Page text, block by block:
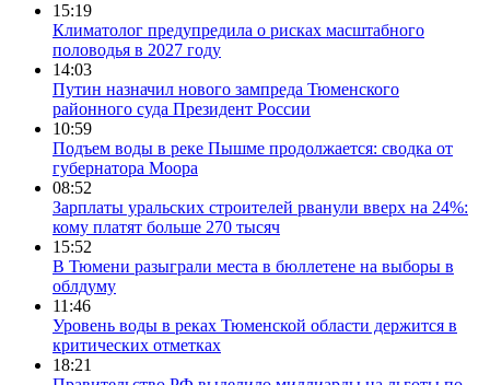
15:19
Климатолог предупредила о рисках масштабного
половодья в 2027 году
14:03
Путин назначил нового зампреда Тюменского
районного суда Президент России
10:59
Подъем воды в реке Пышме продолжается: сводка от
губернатора Моора
08:52
Зарплаты уральских строителей рванули вверх на 24%:
кому платят больше 270 тысяч
15:52
В Тюмени разыграли места в бюллетене на выборы в
облдуму
11:46
Уровень воды в реках Тюменской области держится в
критических отметках
18:21